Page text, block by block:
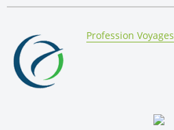
By:
Profession Voyages